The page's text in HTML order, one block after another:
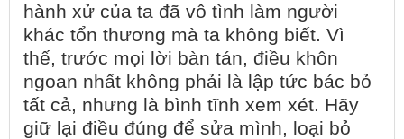
hành xử của ta đã vô tình làm người
khác tổn thương mà ta không biết. Vì
thế, trước mọi lời bàn tán, điều khôn
ngoan nhất không phải là lập tức bác bỏ
tất cả, nhưng là bình tĩnh xem xét. Hãy
giữ lại điều đúng để sửa mình, loại bỏ